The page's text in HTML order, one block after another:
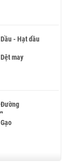
Dầu - Hạt dầu
Dệt may
Đường
Gạo